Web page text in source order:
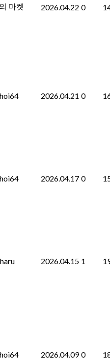
마켓 2026.04.22 0
2026.04.21 0
2026.04.17 0
2026.04.15 1
2026.04.09 0